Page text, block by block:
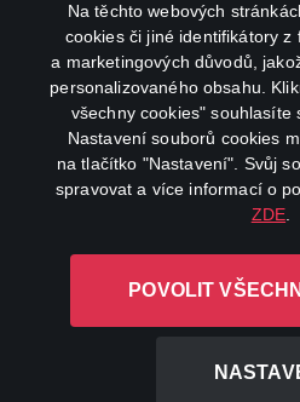
Na těchto webových
cookies či jiné identifikátory z
a marketingových důvodů,
personalizovaného obsahu.
všechny cookies" souhlasíte
Nastavení souborů cookies
na tlačítko "Nastavení". Svůj
spravovat a více informací o
ZDE
POVOLIT
facebook
L-1246 Luxembourg R.C.S.